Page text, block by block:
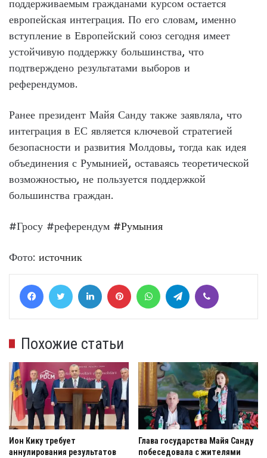
поддерживаемым гражданами курсом остается
европейская интеграция. По его словам, именно
вступление в Европейский союз сегодня имеет
устойчивую поддержку большинства, что
подтверждено результатами выборов и
референдумов.
Ранее президент Майя Санду также заявляла, что
интеграция в ЕС является ключевой стратегией
безопасности и развития Молдовы, тогда как идея
объединения с Румынией, оставаясь теоретической
возможностью, не пользуется поддержкой
большинства граждан.
#Гросу #референдум #Румыния
Фото: источник
FacebookTwitter LinkedIn Pinterest WhatsAppTelegram
Похожие статьи
Ион Кику требует
аннулирования результатов
Глава государства Майя Санду
побеседовала с жителями